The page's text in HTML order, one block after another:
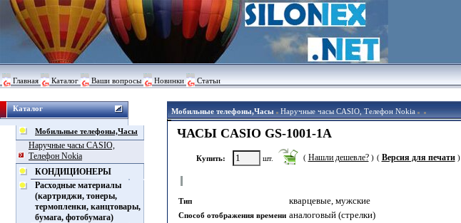
Главная Каталог Ваши вопросы Новинки Статьи
Каталог
Мобильные телефоны,Часы
Наручные часы CASIO,
Телефон Nokia
КОНДИЦИОНЕРЫ
Расходные материалы
(картриджи, тонеры,
термопленки, канцтовары,
бумага, фотобумага)
Мобильные телефоны,Часы Наручные часы CASIO, Телефон Nokia
ЧАСЫ CASIO GS-1001-1A
Купить: шт. ( Нашли дешевле?) ( Версия для печати)
Тип кварцевые, мужские
Способ отображения времени аналоговый (стрелки)